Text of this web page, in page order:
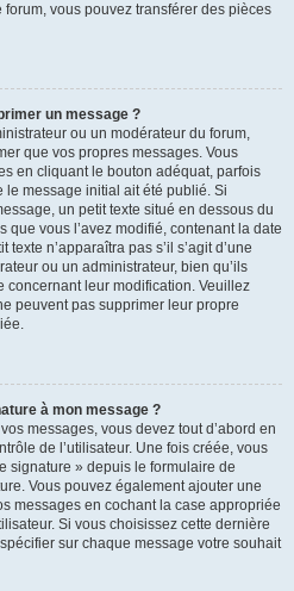
vous pouvez transférer des pièces
un message ?
ou un modérateur du forum,
que vos propres messages. Vous
en cliquant le bouton adéquat, parfois
message initial ait été publié. Si
un petit texte situé en dessous du
que vous l’avez modifié, contenant la date
n’apparaîtra pas s’il s’agit d’une
ou un administrateur, bien qu’ils
concernant leur modification. Veuillez
peuvent pas supprimer leur propre
à mon message ?
messages, vous devez tout d’abord en
de l’utilisateur. Une fois créée, vous
signature » depuis le formulaire de
Vous pouvez également ajouter une
messages en cochant la case appropriée
Si vous choisissez cette dernière
sur chaque message votre souhait